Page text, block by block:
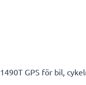
GPS för bil,